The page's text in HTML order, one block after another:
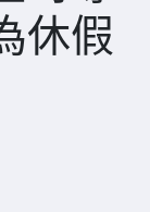
休假